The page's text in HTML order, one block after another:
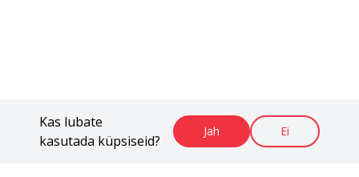
Kas lubate
kasutada küpsiseid?
Jah Ei